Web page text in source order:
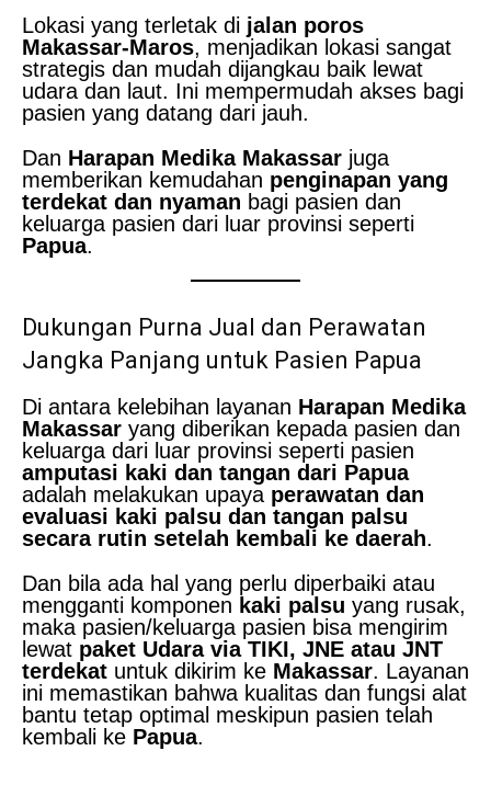
Lokasi yang terletak di jalan poros
Makassar-Maros, menjadikan lokasi sangat
strategis dan mudah dijangkau baik lewat
udara dan laut. Ini mempermudah akses bagi
pasien yang datang dari jauh.
Dan Harapan Medika Makassar juga
memberikan kemudahan penginapan yang
terdekat dan nyaman bagi pasien dan
keluarga pasien dari luar provinsi seperti
Papua.
Dukungan Purna Jual dan Perawatan
Jangka Panjang untuk Pasien Papua
Di antara kelebihan layanan Harapan Medika
Makassar yang diberikan kepada pasien dan
keluarga dari luar provinsi seperti pasien
amputasi kaki dan tangan dari Papua
adalah melakukan upaya perawatan dan
evaluasi kaki palsu dan tangan palsu
secara rutin setelah kembali ke daerah.
Dan bila ada hal yang perlu diperbaiki atau
mengganti komponen kaki palsu yang rusak,
maka pasien/keluarga pasien bisa mengirim
lewat paket Udara via TIKI, JNE atau JNT
terdekat untuk dikirim ke Makassar. Layanan
ini memastikan bahwa kualitas dan fungsi alat
bantu tetap optimal meskipun pasien telah
kembali ke Papua.